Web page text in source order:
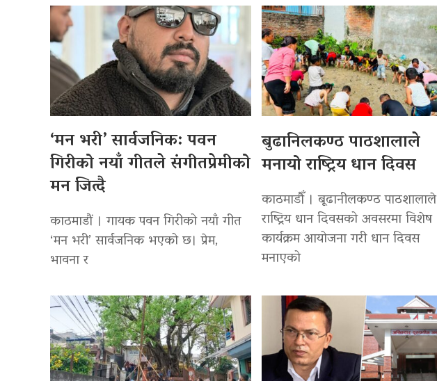
‘मन भरी’ सार्वजनिक: पवन
गिरीको नयाँ गीतले संगीतप्रेमीको
मन जित्दै
काठमाडौं । गायक पवन गिरीको नयाँ गीत
‘मन भरी’ सार्वजनिक भएको छ। प्रेम,
भावना र
बुढानिलकण्ठ पाठशालाले
मनायो राष्ट्रिय धान दिवस
काठमाडौँ । बूढानीलकण्ठ पाठशालाले
राष्ट्रिय धान दिवसको अवसरमा विशेष
कार्यक्रम आयोजना गरी धान दिवस
मनाएको